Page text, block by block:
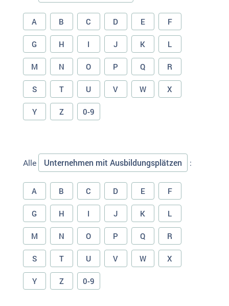
A B C D E F
G H I J K L
M N O P Q R
S T U V W X
Y Z 0-9
Alle Unternehmen mit Ausbildungsplätzen :
A B C D E F
G H I J K L
M N O P Q R
S T U V W X
Y Z 0-9